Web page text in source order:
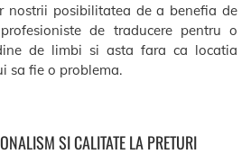
nostrii posibilitatea de a benefia de
de traducere pentru o
de limbi si asta fara ca locatia
sa fie o problema.
SI CALITATE LA PRETURI